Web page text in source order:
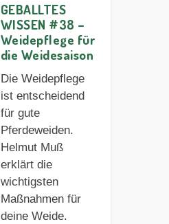
GEBALLTES
WISSEN #38 –
Weidepflege für
die Weidesaison
Die Weidepflege
ist entscheidend
für gute
Pferdeweiden.
Helmut Muß
erklärt die
wichtigsten
Maßnahmen für
deine Weide.